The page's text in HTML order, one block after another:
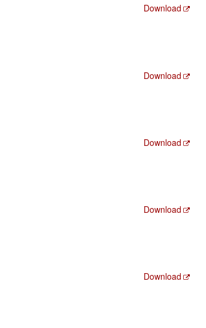
Download
Download
Download
Download
Download